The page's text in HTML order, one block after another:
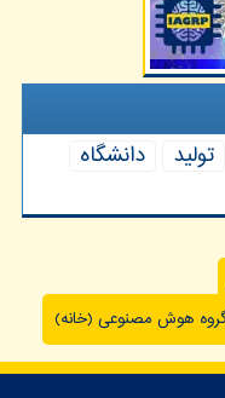
تولید
دانشگاه
هوش مصنوعی (خانه)